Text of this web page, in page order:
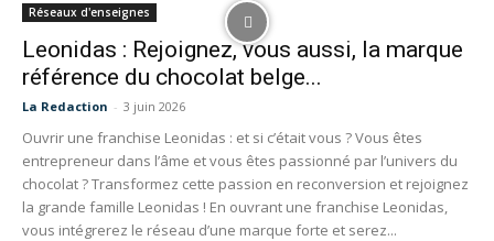
Réseaux d'enseignes
Leonidas : Rejoignez, vous aussi, la marque
référence du chocolat belge...
La Redaction - 3 juin 2026
Ouvrir une franchise Leonidas : et si c’était vous ? Vous êtes
entrepreneur dans l’âme et vous êtes passionné par l’univers du
chocolat ? Transformez cette passion en reconversion et rejoignez
la grande famille Leonidas ! En ouvrant une franchise Leonidas,
vous intégrerez le réseau d’une marque forte et serez...